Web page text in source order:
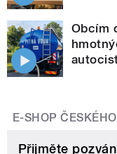
Obcím
E-SHOP
Přijměte